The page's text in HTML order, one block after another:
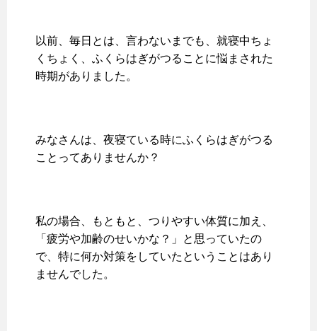
以前、毎日とは、言わないまでも、就寝中ちょ
くちょく、ふくらはぎがつることに悩まされた
時期がありました。
みなさんは、夜寝ている時にふくらはぎがつる
ことってありませんか？
私の場合、もともと、つりやすい体質に加え、
「疲労や加齢のせいかな？」と思っていたの
で、特に何か対策をしていたということはあり
ませんでした。